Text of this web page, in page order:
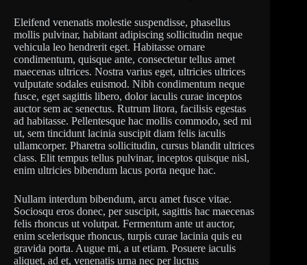
Eleifend venenatis molestie suspendisse, phasellus
mollis pulvinar, habitant adipiscing sollicitudin neque
vehicula leo hendrerit eget. Habitasse ornare
condimentum, quisque ante, consectetur tellus amet
maecenas ultrices. Nostra varius eget, ultricies ultrices
vulputate sodales euismod. Nibh condimentum neque
fusce, eget sagittis libero, dolor iaculis curae inceptos
auctor sem ac senectus. Rutrum litora, facilisis egestas
ad habitasse. Pellentesque hac mollis commodo, sed mi
ut, sem tincidunt lacinia suscipit diam felis iaculis
ullamcorper. Pharetra sollicitudin, cursus blandit ultrices
class. Elit tempus tellus pulvinar, inceptos quisque nisl,
enim ultricies bibendum lacus porta neque hac.
Nullam interdum bibendum, arcu amet fusce vitae.
Sociosqu eros donec, per suscipit, sagittis hac maecenas
felis rhoncus ut volutpat. Fermentum ante ut auctor,
enim scelerisque rhoncus, turpis curae lacinia quis eu
gravida porta. Augue mi, a ut etiam. Posuere iaculis
aliquet, ad et, venenatis urna nec per luctus